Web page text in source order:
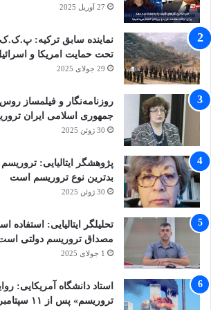
بگذارید، یا از بلندی به پایین پرتش
کنید، یا مسمومش کنید». این
موفقیت آمیز هستند و
برنامه‌ریزی دشوار است.
مبارزه با تروریسم می‌تواند حرفه‌ای
آن هم وقتی توطئه‌ها مختل
تروریستی جمع می‌شوند، ممکن
جهت گیری خبرها چرخش پیدا کند و
مردم از خود پرسند اگر حمله
اتفاقی می‌افتاد؟
در انتهای مقاله آمده است، مبارزه
27 آوریل 2025
نماینده سابق ترکیه:
تحت حمایت امریکا و
29 جولای 2025
روزنامه‌نگار و فیلمساز
جمهوری اسلامی ایران
30 ژوئن 2025
پژوهشگر ایتالیایی:
بدترین نوع تروریسم است
30 ژوئن 2025
تحلیلگر ایتالیایی: استفاده
مصداق تروریسم دولتی
1 جولای 2025
استاد دانشگاه آمریکایی:
تروریسم»